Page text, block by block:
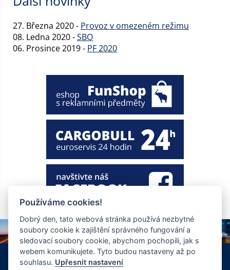
27. Března 2020 - Provoz v omezeném režimu
08. Ledna 2020 -SBO
06. Prosince 2019 - PF 2020
+420 326 901 186
info@ewt.cz
Používáme cookies!
Dobrý den, tato webová stránka používá nezbytné
soubory cookie k zajištění správného fungování a
sledovací soubory cookie, abychom pochopili, jak s
webem komunikujete. Tyto budou nastaveny až po
souhlasu. Upřesnit nastavení